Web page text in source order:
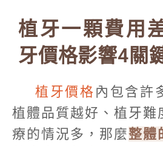
植牙一顆費用
牙價格影響4關
植牙價格 內包含許
植體品質越好、植牙難
療的情況多，那麼整體